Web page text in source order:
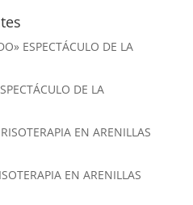
ESPECTÁCULO DE LA
DE LA
EN ARENILLAS
EN ARENILLAS